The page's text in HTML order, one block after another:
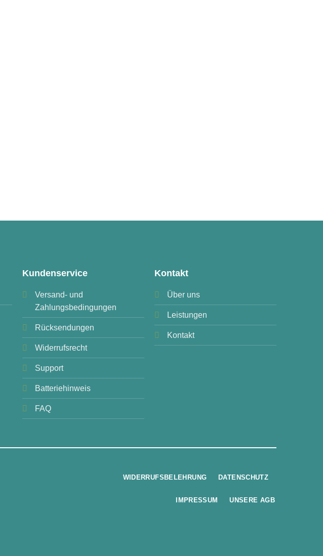
Kundenservice
Versand- und
Zahlungsbedingungen
Rücksendungen
Widerrufsrecht
Support
Batteriehinweis
FAQ
Kontakt
Über uns
Leistungen
Kontakt
WIDERRUFSBELEHRUNG DATENSCHUTZ
IMPRESSUM UNSERE AGB